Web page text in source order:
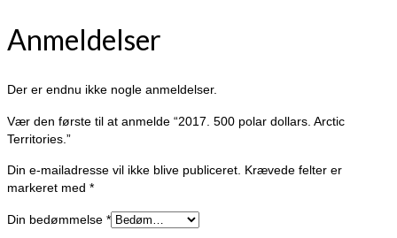
Anmeldelser
Der er endnu ikke nogle anmeldelser.
Vær den første til at anmelde “2017. 500 polar dollars. Arctic
Territories.”
Din e-mailadresse vil ikke blive publiceret. Krævede felter er
markeret med *
Din bedømmelse *